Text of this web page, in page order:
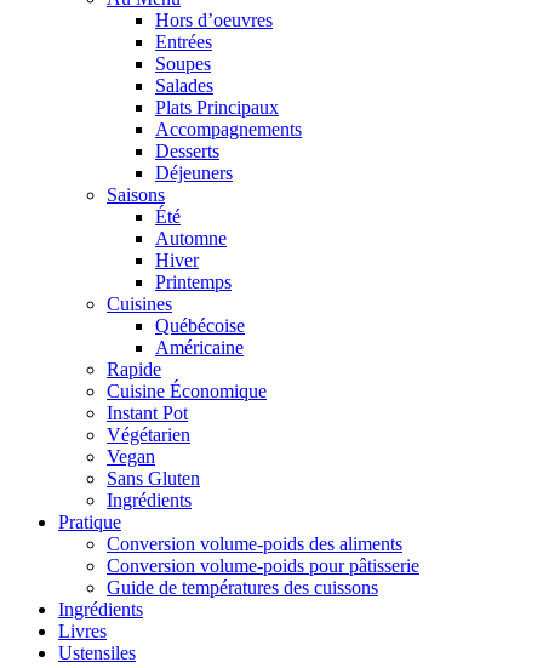
Hors d’oeuvres
Entrées
Soupes
Salades
Plats Principaux
Accompagnements
Desserts
Déjeuners
Saisons
Été
Automne
Hiver
Printemps
Cuisines
Québécoise
Américaine
Rapide
Cuisine Économique
Instant Pot
Végétarien
Vegan
Sans Gluten
Ingrédients
Pratique
Conversion volume-poids des aliments
Conversion volume-poids pour pâtisserie
Guide de températures des cuissons
Ingrédients
Livres
Ustensiles